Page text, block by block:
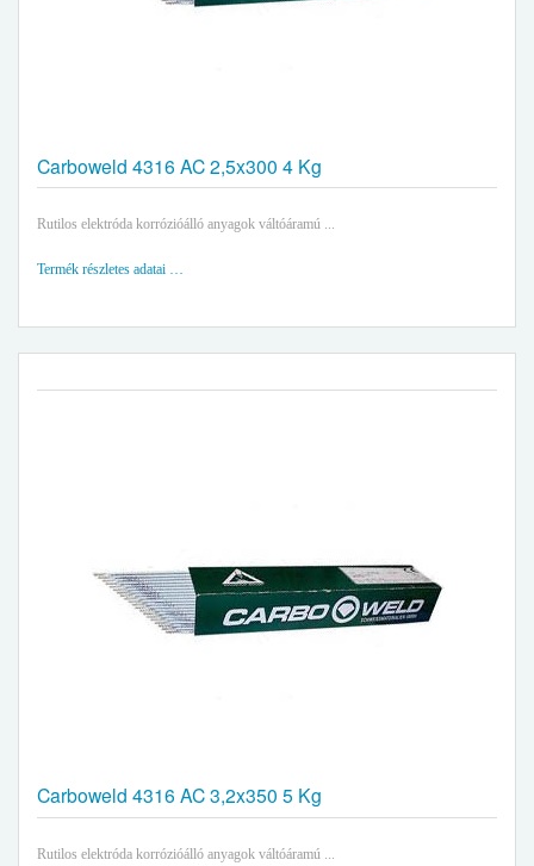
Carboweld 4316 AC 2,5x300 4 Kg
Rutilos elektróda korrózióálló anyagok váltóáramú ...
Termék részletes adatai …
Carboweld 4316 AC 3,2x350 5 Kg
Rutilos elektróda korrózióálló anyagok váltóáramú ...